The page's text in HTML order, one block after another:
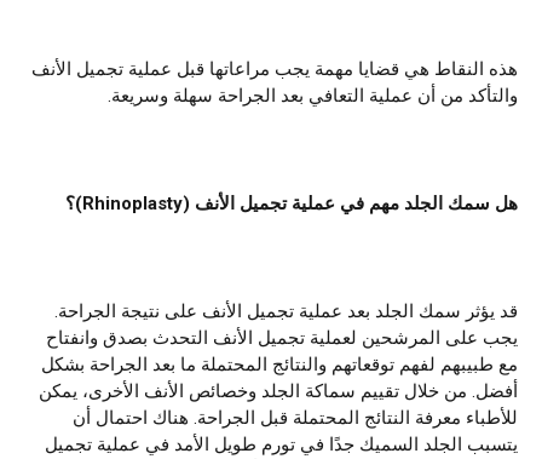
هذه النقاط هي قضايا مهمة يجب مراعاتها قبل عملية تجميل الأنف
والتأكد من أن عملية التعافي بعد الجراحة سهلة وسريعة.
هل سمك الجلد مهم في عملية تجميل الأنف ( Rhinoplasty )؟
قد يؤثر سمك الجلد بعد عملية تجميل الأنف على نتيجة الجراحة.
يجب على المرشحين لعملية تجميل الأنف التحدث بصدق وانفتاح
مع طبيبهم لفهم توقعاتهم والنتائج المحتملة ما بعد الجراحة بشكل
أفضل. من خلال تقييم سماكة الجلد وخصائص الأنف الأخرى، يمكن
للأطباء معرفة النتائج المحتملة قبل الجراحة. هناك احتمال أن
يتسبب الجلد السميك جدًا في تورم طويل الأمد في عملية تجميل